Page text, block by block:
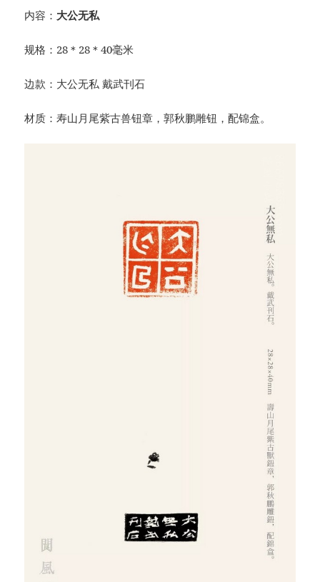
内容： 大公无私
规格：28＊28＊40毫米
边款：大公无私 戴武刊石
材质：寿山月尾紫古兽钮章，郭秋鹏雕钮，配锦盒。